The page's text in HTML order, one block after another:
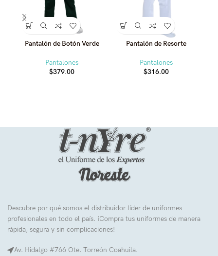
Pantalón de Botón Verde
Pantalones
$379.00
Pantalón de Resorte
Pantalones
$316.00
Descubre por qué somos el distribuidor líder de uniformes
profesionales en todo el país. ¡Compra tus uniformes de manera
rápida, segura y sin complicaciones!
Av. Hidalgo #766 Ote. Torreón Coahuila.